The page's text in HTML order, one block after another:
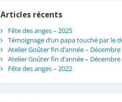
Articles récents
Fête des anges – 2025
Témoignage d’un papa touché par le
Atelier Goûter fin d’année – Décembre
Atelier Goûter fin d’année – Décembre
Fête des anges – 2022